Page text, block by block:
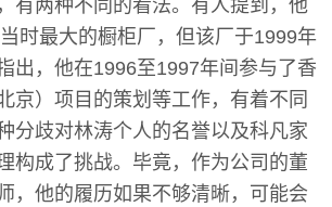
有两种不同的看法。有人提到，他
时最大的橱柜厂，但该厂于1999年
出，他在1996至1997年间参与了香
京）项目的策划等工作，有着不同
分歧对林涛个人的名誉以及科凡家
构成了挑战。毕竟，作为公司的董
，他的履历如果不够清晰，可能会